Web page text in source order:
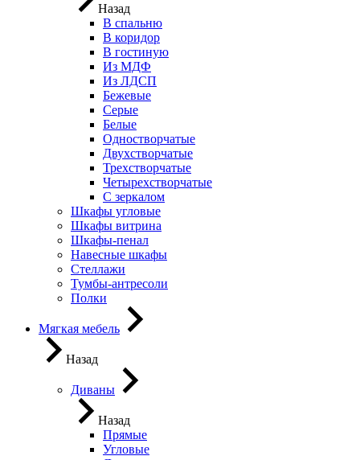
Назад
В спальню
В коридор
В гостиную
Из МДФ
Из ЛДСП
Бежевые
Серые
Белые
Одностворчатые
Двухстворчатые
Трехстворчатые
Четырехстворчатые
С зеркалом
Шкафы угловые
Шкафы витрина
Шкафы-пенал
Навесные шкафы
Стеллажи
Тумбы-антресоли
Полки
Мягкая мебель
Назад
Диваны
Назад
Прямые
Угловые